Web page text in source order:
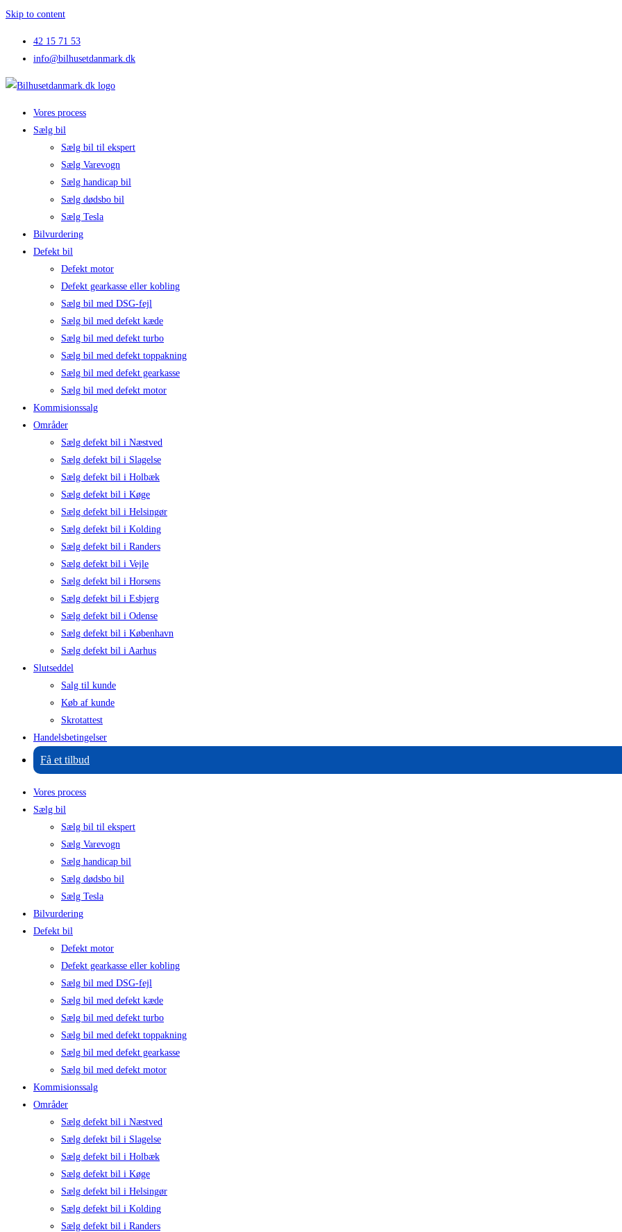
Skip to content
42 15 71 53
info@bilhusetdanmark.dk
Vores process
Sælg bil
Sælg bil til ekspert
Sælg Varevogn
Sælg handicap bil
Sælg dødsbo bil
Sælg Tesla
Bilvurdering
Defekt bil
Defekt motor
Defekt gearkasse eller kobling
Sælg bil med DSG-fejl
Sælg bil med defekt kæde
Sælg bil med defekt turbo
Sælg bil med defekt toppakning
Sælg bil med defekt gearkasse
Sælg bil med defekt motor
Kommisionssalg
Områder
Sælg defekt bil i Næstved
Sælg defekt bil i Slagelse
Sælg defekt bil i Holbæk
Sælg defekt bil i Køge
Sælg defekt bil i Helsingør
Sælg defekt bil i Kolding
Sælg defekt bil i Randers
Sælg defekt bil i Vejle
Sælg defekt bil i Horsens
Sælg defekt bil i Esbjerg
Sælg defekt bil i Odense
Sælg defekt bil i København
Sælg defekt bil i Aarhus
Slutseddel
Salg til kunde
Køb af kunde
Skrotattest
Handelsbetingelser
Få et tilbud
Vores process
Sælg bil
Sælg bil til ekspert
Sælg Varevogn
Sælg handicap bil
Sælg dødsbo bil
Sælg Tesla
Bilvurdering
Defekt bil
Defekt motor
Defekt gearkasse eller kobling
Sælg bil med DSG-fejl
Sælg bil med defekt kæde
Sælg bil med defekt turbo
Sælg bil med defekt toppakning
Sælg bil med defekt gearkasse
Sælg bil med defekt motor
Kommisionssalg
Områder
Sælg defekt bil i Næstved
Sælg defekt bil i Slagelse
Sælg defekt bil i Holbæk
Sælg defekt bil i Køge
Sælg defekt bil i Helsingør
Sælg defekt bil i Kolding
Sælg defekt bil i Randers